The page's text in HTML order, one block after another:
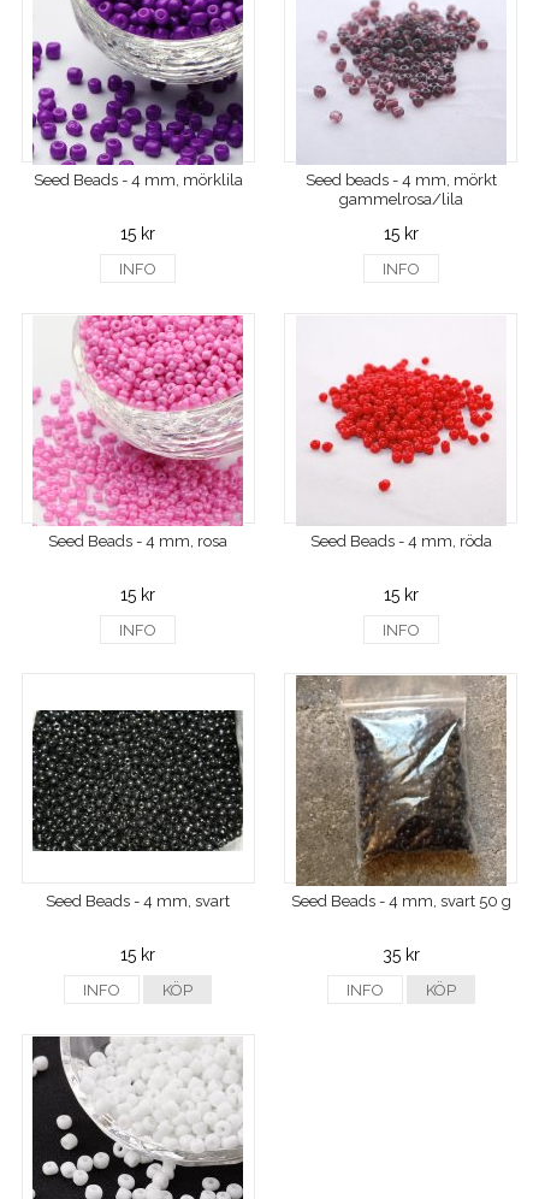
Seed Beads - 4 mm, mörklila
15 kr
INFO
Seed beads - 4 mm, mörkt
gammelrosa/lila
15 kr
INFO
Seed Beads - 4 mm, rosa
15 kr
INFO
Seed Beads - 4 mm, röda
15 kr
INFO
Seed Beads - 4 mm, svart
15 kr
INFO KÖP
Seed Beads - 4 mm, svart 50 g
35 kr
INFO KÖP